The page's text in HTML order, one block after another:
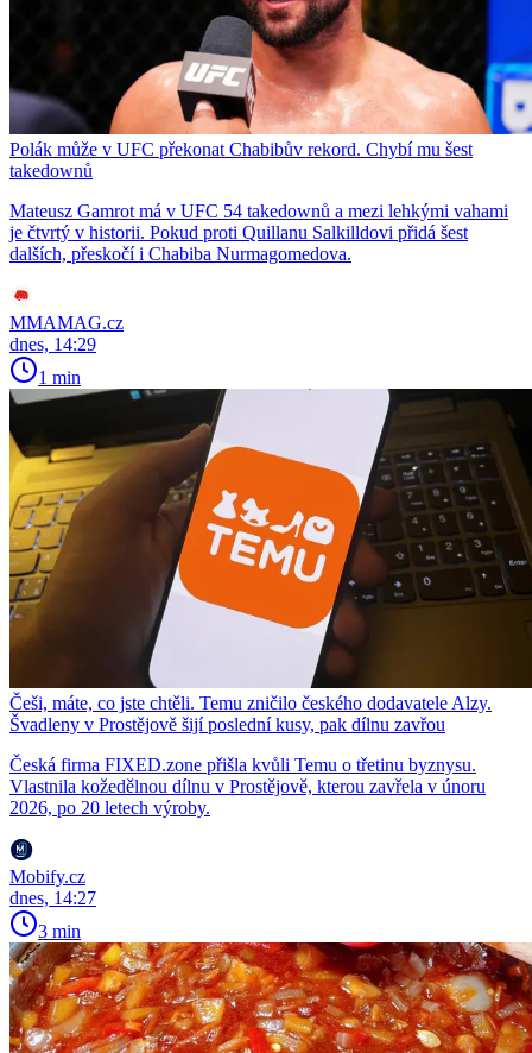
Polák může v UFC překonat Chabibův rekord. Chybí mu šest
takedownů
Mateusz Gamrot má v UFC 54 takedownů a mezi lehkými vahami
je čtvrtý v historii. Pokud proti Quillanu Salkilldovi přidá šest
dalších, přeskočí i Chabiba Nurmagomedova.
MMAMAG.cz
dnes, 14:29
1 min
Češi, máte, co jste chtěli. Temu zničilo českého dodavatele Alzy.
Švadleny v Prostějově šijí poslední kusy, pak dílnu zavřou
Česká firma FIXED.zone přišla kvůli Temu o třetinu byznysu.
Vlastnila kožedělnou dílnu v Prostějově, kterou zavřela v únoru
2026, po 20 letech výroby.
Mobify.cz
dnes, 14:27
3 min